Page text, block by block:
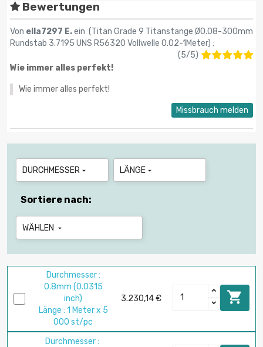
Bewertungen
Von ella7297 E.ein (Titan Grade 9 Titanstange Ø0.08-300mm
Rundstab 3.7195 UNS R56320 Vollwelle 0.02-1Meter) :
(5/5)
Wie immer alles perfekt!
Wie immer alles perfekt!
Missbrauch melden
DURCHMESSER  LÄNGE 
Sortiere nach:
WÄHLEN 
Durchmesser :
0.8mm (0.0315
inch)
Länge : 1 Meter x 5
000 st/pc
3.230,14 € 
Durchmesser :